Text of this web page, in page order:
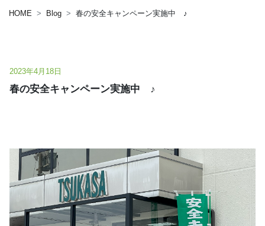
HOME Blog 春の安全キャンペーン実施中 ♪
2023年4月18日
春の安全キャンペーン実施中 ♪